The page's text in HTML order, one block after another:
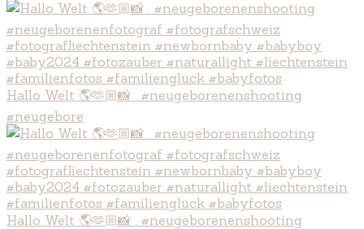
Hallo Welt 🌎🫶🏼📸 . #neugeborenenshooting
#neugebore
Hallo Welt 🌎🫶🏼📸 . #neugeborenenshooting